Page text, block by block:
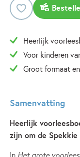
Heerlijk
Voor kinderen
Groot formaat
Samenvatting
Heerlijk
zijn om de
In Het grote